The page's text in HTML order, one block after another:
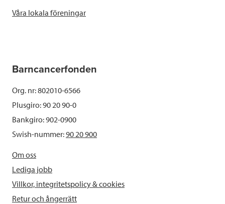
Våra lokala föreningar
Barncancerfonden
Org. nr: 802010-6566
Plusgiro: 90 20 90-0
Bankgiro: 902-0900
Swish-nummer:90 20 900
Om oss
Lediga jobb
Villkor, integritetspolicy & cookies
Retur och ångerrätt